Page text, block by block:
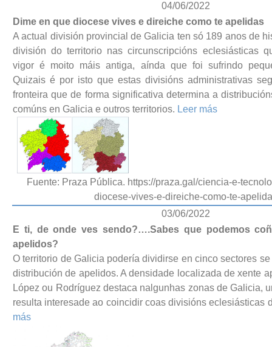
04/06/2022
Dime en que diocese vives e direiche como te apelidas
A actual división provincial de Galicia ten só 189 anos de
división do territorio nas circunscripcións eclesiásticas
vigor é moito máis antiga, aínda que foi sufrindo
Quizais é por isto que estas divisións administrativas
fronteira que de forma significativa determina a
comúns en Galicia e outros territorios. Leer más
Fuente: Praza Pública. https://praza.gal/ciencia-e-
diocese-vives-e-direiche-como-te-
03/06/2022
E ti, de onde ves sendo?….Sabes que podemos
apelidos?
O territorio de Galicia podería dividirse en cinco sectores
distribución de apelidos. A densidade localizada de xente
López ou Rodríguez destaca nalgunhas zonas de Galicia,
resulta interesade ao coincidir coas divisións eclesiásticas
más